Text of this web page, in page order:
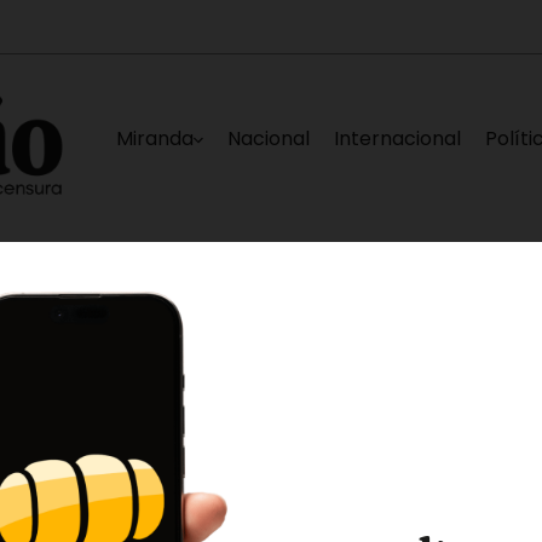
Miranda Nacional Internacional
‎Indigentes pernoctan en calle Alí Primera de